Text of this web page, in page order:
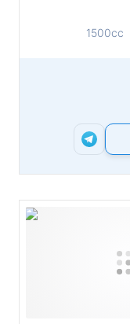
1500cc